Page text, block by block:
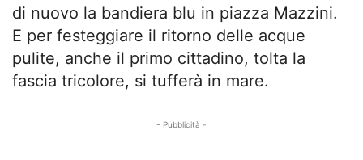
di nuovo la bandiera blu in piazza Mazzini.
E per festeggiare il ritorno delle acque
pulite, anche il primo cittadino, tolta la
fascia tricolore, si tufferà in mare.
- Pubblicità -